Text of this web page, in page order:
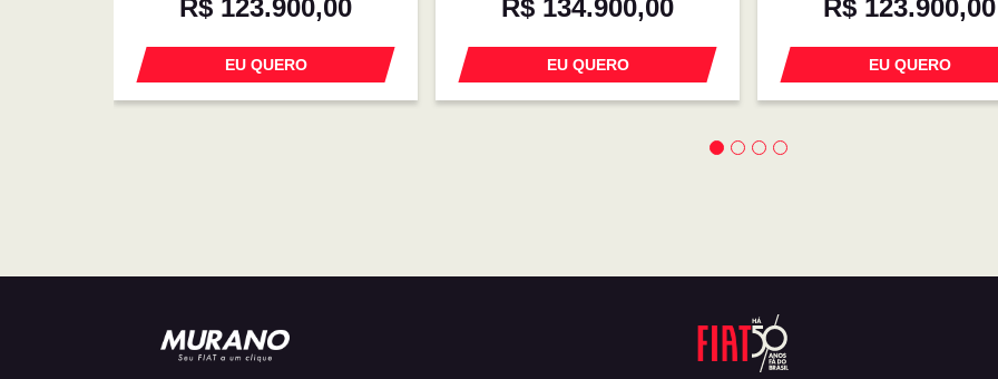
R$ 123.900,00
EU QUERO
R$ 134.900,00
EU QUERO
R$ 123.900,00
EU QUERO